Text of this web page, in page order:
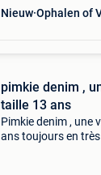
Nieuw Ophalen of
pimkie denim ,
taille 13 ans
Pimkie denim , une
ans toujours en